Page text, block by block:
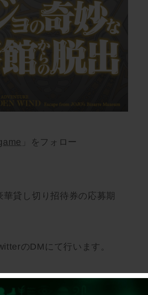
」をフォロー
華貸し切り招待券の応募期
のDMにて行います。